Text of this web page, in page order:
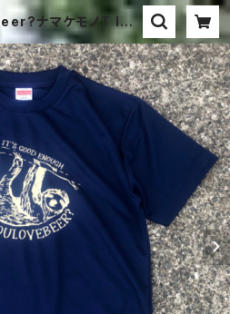
ナマケモノT IND
-フラミンゴ
ス